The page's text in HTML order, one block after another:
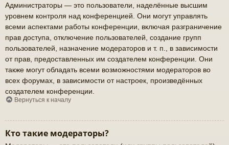
Администраторы — это пользователи, наделённые высшим
уровнем контроля над конференцией. Они могут управлять
всеми аспектами работы конференции, включая разграничение
прав доступа, отключение пользователей, создание групп
пользователей, назначение модераторов и т. п., в зависимости
от прав, предоставленных им создателем конференции. Они
также могут обладать всеми возможностями модераторов во
всех форумах, в зависимости от настроек, произведённых
создателем конференции.
Вернуться к началу
Кто такие модераторы?